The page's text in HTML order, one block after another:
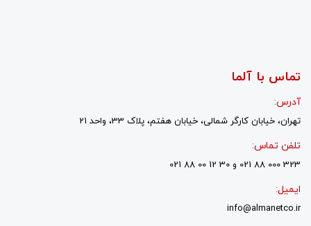
تماس با آلما
آدرس:
تهران، خیابان کارگر شمالی، خیابان هفتم، پلاک 33، واحد 21
تلفن تماس:
323 000 88 021 و 30 12 00 88 021
ایمیل:
info@almanetco.ir